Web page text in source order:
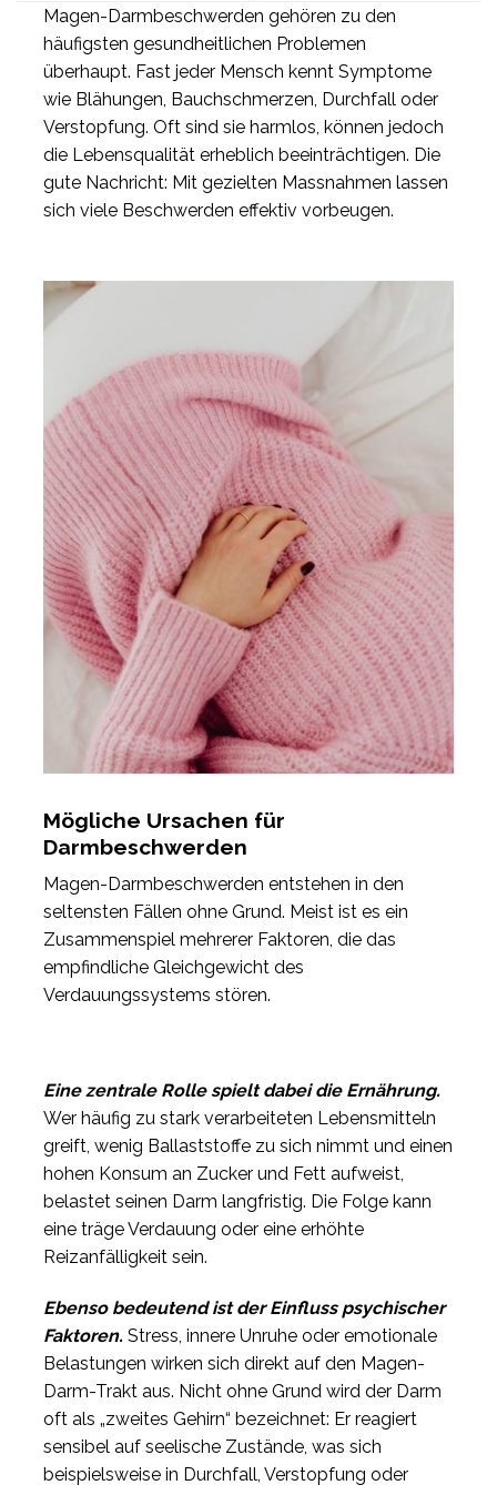
Magen-Darmbeschwerden gehören zu den
häufigsten gesundheitlichen Problemen
überhaupt. Fast jeder Mensch kennt Symptome
wie Blähungen, Bauchschmerzen, Durchfall oder
Verstopfung. Oft sind sie harmlos, können jedoch
die Lebensqualität erheblich beeinträchtigen. Die
gute Nachricht: Mit gezielten Massnahmen lassen
sich viele Beschwerden effektiv vorbeugen.
Mögliche Ursachen für
Darmbeschwerden
Magen-Darmbeschwerden entstehen in den
seltensten Fällen ohne Grund. Meist ist es ein
Zusammenspiel mehrerer Faktoren, die das
empfindliche Gleichgewicht des
Verdauungssystems stören.
Eine zentrale Rolle spielt dabei die Ernährung.
Wer häufig zu stark verarbeiteten Lebensmitteln
greift, wenig Ballaststoffe zu sich nimmt und einen
hohen Konsum an Zucker und Fett aufweist,
belastet seinen Darm langfristig. Die Folge kann
eine träge Verdauung oder eine erhöhte
Reizanfälligkeit sein.
Ebenso bedeutend ist der Einfluss psychischer
Faktoren. Stress, innere Unruhe oder emotionale
Belastungen wirken sich direkt auf den Magen-
Darm-Trakt aus. Nicht ohne Grund wird der Darm
oft als „zweites Gehirn“ bezeichnet: Er reagiert
sensibel auf seelische Zustände, was sich
beispielsweise in Durchfall, Verstopfung oder